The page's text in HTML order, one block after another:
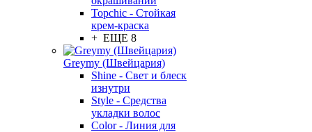
Topchic - Стойкая
крем-краска
+ ЕЩЕ 8
Greymy (Швейцария)
Shine - Свет и блеск
изнутри
Style - Средства
укладки волос
Color - Линия для